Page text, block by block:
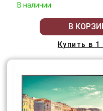
В наличии
В
Купить в 1